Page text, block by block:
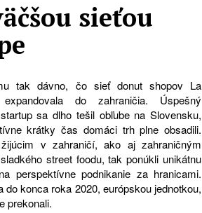
sieťou
tak dávno, čo sieť donut shopov La
expandovala do zahraničia. Úspešný
sa dlho tešil obľube na Slovensku,
krátky čas domáci trh plne obsadili.
v zahraničí, ako aj zahraničným
street foodu, tak ponúkli unikátnu
perspektívne podnikanie za hranicami.
do konca roka 2020, európskou jednotkou,
prekonali.